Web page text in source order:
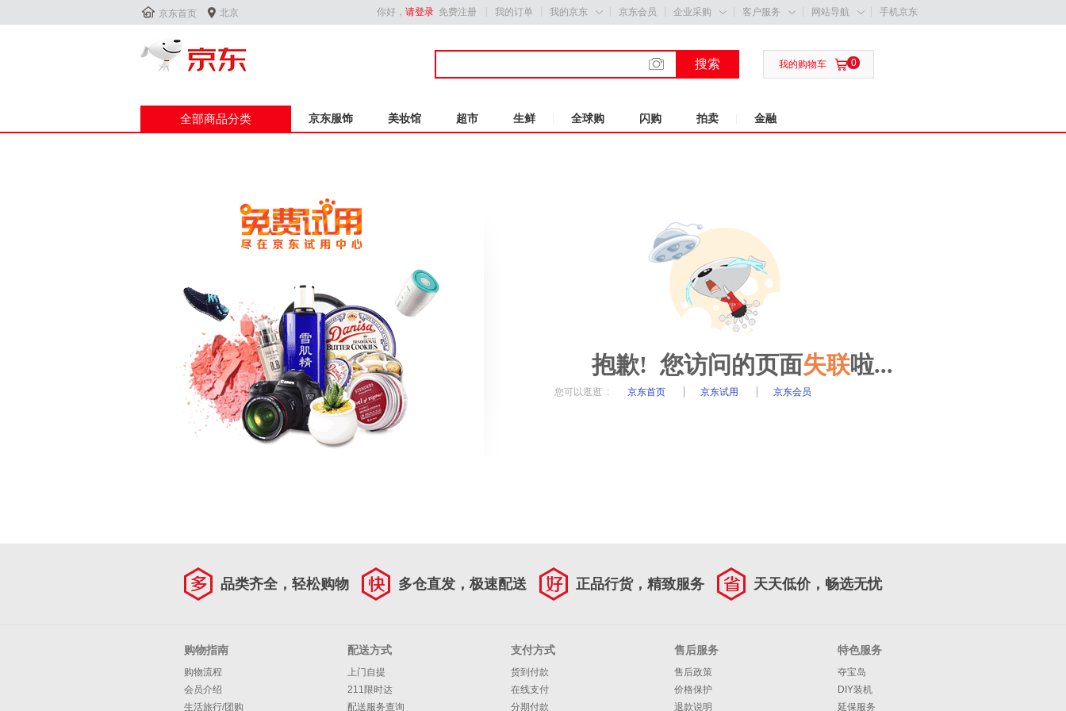
 京东首页  北京 你好， 请登录 免费注册 我的订单 我的京东  京东会员 企业采购  客户服务  网站导航  手机京东
搜索  0
我的购物车
全部商品分类 京东服饰 美妆馆 超市 生鲜 全球购 闪购 拍卖 金融
抱歉! 您访问的页面失联啦...
您可以逛逛 : 京东首页 京东试用 京东会员
品类齐全，轻松购物 多仓直发，极速配送 正品行货，精致服务 天天低价，畅选无忧
购物指南
购物流程
会员介绍
生活旅行/团购
配送方式
上门自提
211限时达
配送服务查询
支付方式
货到付款
在线支付
分期付款
售后服务
售后政策
价格保护
退款说明
特色服务
夺宝岛
DIY装机
延保服务